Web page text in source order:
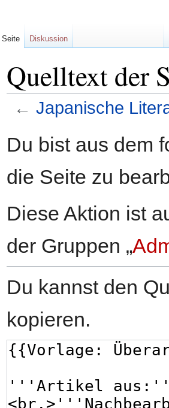
Quelltext der
← Japanische
Du bist aus dem
die Seite zu
Diese Aktion ist
der Gruppen „
Du kannst den
kopieren.
Seite Diskussion